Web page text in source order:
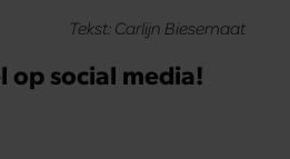
Tekst: Carlijn Biesemaat
op social media!